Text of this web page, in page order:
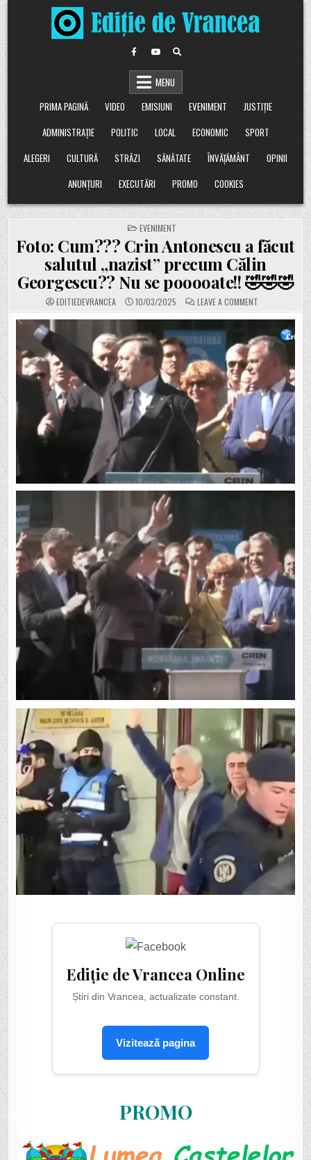
Skip
to
content
MENU
PRIMA PAGINĂ
VIDEO EMISIUNI EVENIMENT
JUSTIȚIE
ADMINISTRAȚIE
POLITIC LOCAL ECONOMIC
SPORT
ALEGERI
CULTURĂ STRĂZI SĂNĂTATE ÎNVĂȚĂMÂNT
OPINII
ANUNȚURI
EXECUTĂRI PROMO COOKIES
POSTED
IN
EVENIMENT
Foto: Cum??? Crin Antonescu a făcut
salutul „nazist” precum Călin
Georgescu?? Nu se pooooate!! 🤣🤣🤣
EDITIEDEVRANCEA 10/03/2025 LEAVE A COMMENT
FOTO:
CUM???
ANTONESCU
A
FĂCUT
SALUTUL
„NAZIST”
PRECUM
CĂLIN
GEORGESCU??
NU
SE
POOOOATE!!
🤣
🤣
🤣
Ediție de Vrancea Online
Știri din Vrancea, actualizate constant.
Vizitează pagina
PROMO